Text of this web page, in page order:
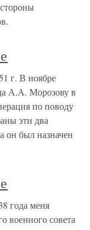
г. В ноябре
А.А. Морозову в
по поводу
эти два
он был назначен
года меня
военного совета